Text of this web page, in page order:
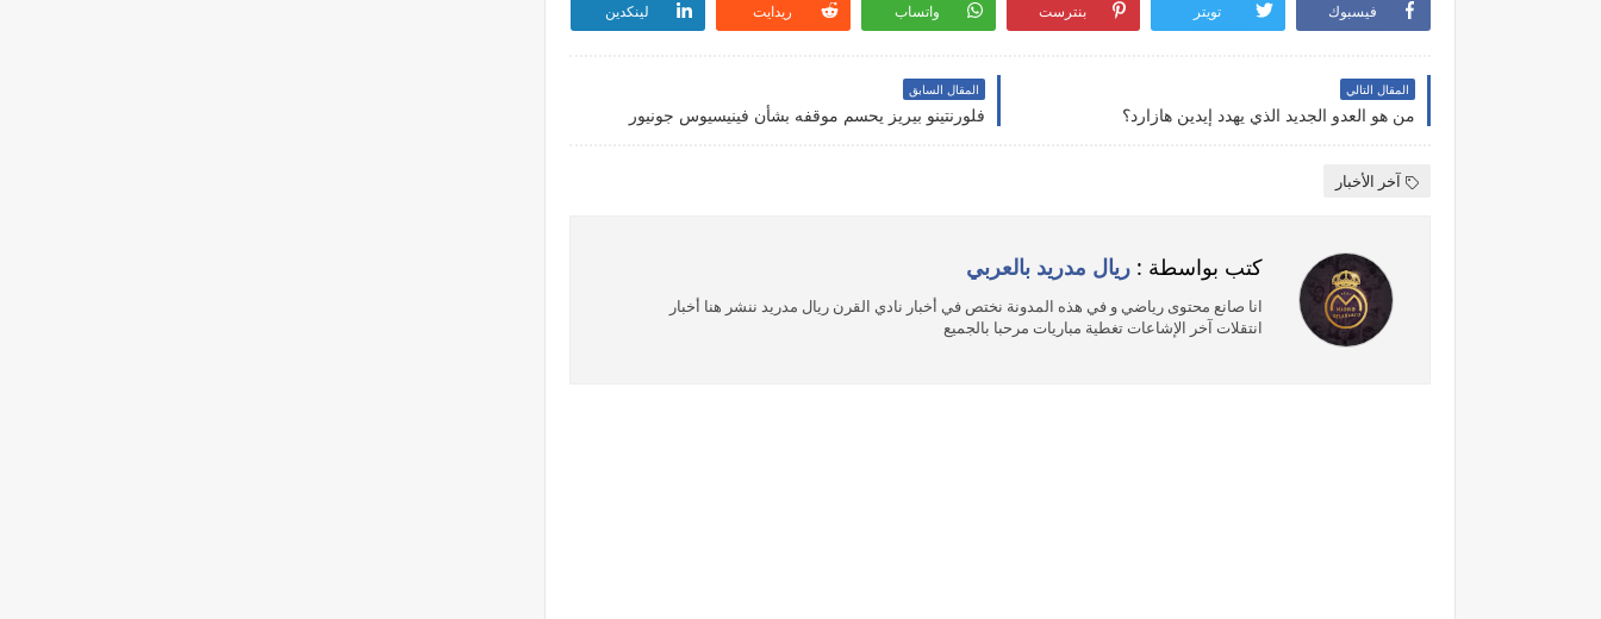
فيسبوك تويتر بنترست واتساب ريدايت لينكدين
المقال التالي
من هو العدو الجديد الذي يهدد إيدين هازارد؟
المقال السابق
فلورنتينو بيريز يحسم موقفه بشأن فينيسيوس جونيور
آخر الأخبار
كتب بواسطة : ريال مدريد بالعربي
انا صانع محتوى رياضي و في هذه المدونة نختص في أخبار نادي القرن ريال مدريد ننشر هنا أخبار
انتقلات آخر الإشاعات تغطية مباريات مرحبا بالجميع